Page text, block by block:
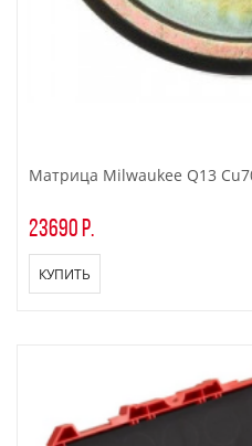
Матрица Milwaukee Q13
23690 р.
КУПИТЬ